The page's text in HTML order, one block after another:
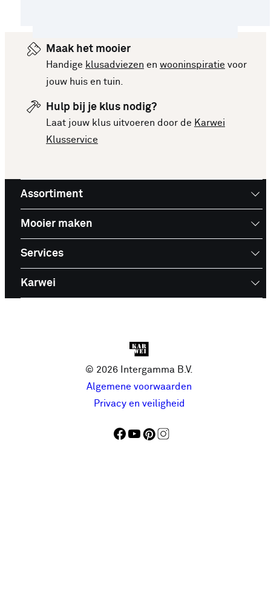
Maak het mooier
Handige klusadviezen en wooninspiratie voor
jouw huis en tuin.
Hulp bij je klus nodig?
Laat jouw klus uitvoeren door de Karwei
Klusservice
Assortiment
Mooier maken
Services
Karwei
© 2026 Intergamma B.V.
Algemene voorwaarden
Privacy en veiligheid